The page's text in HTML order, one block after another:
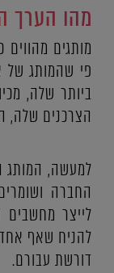
מהו הערך
פי שהמותג של
ביותר שלה,
הצרכנים שלה,
למעשה, המותג
החברה
לייצר
להניח שאף
דורשת עבורם.